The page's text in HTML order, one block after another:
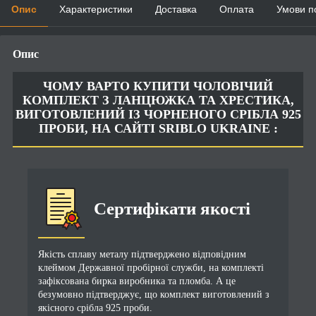
Опис Характеристики Доставка Оплата Умови
Опис
ЧОМУ ВАРТО КУПИТИ ЧОЛОВІЧИЙ
КОМПЛЕКТ З ЛАНЦЮЖКА ТА ХРЕСТИКА,
ВИГОТОВЛЕНИЙ ІЗ ЧОРНЕНОГО СРІБЛА 925
ПРОБИ, НА САЙТІ SRIBLO UKRAINE :
Сертифікати якості
Якість сплаву металу підтверджено відповідним
клеймом Державної пробірної служби, на комплекті
зафіксована бирка виробника та пломба. А це
безумовно підтверджує, що комплект виготовлений з
якісного срібла 925 проби.